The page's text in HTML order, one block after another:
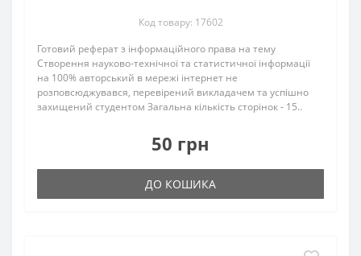
Код товару: 17602
Готовий реферат з інформаційного права на тему
Створення науково-технічної та статистичної інформації
на 100% авторський в мережі інтернет не
розповсюджувався, перевірений викладачем та успішно
захищений студентом Загальна кількість сторінок - 15..
50 грн
ДО КОШИКА